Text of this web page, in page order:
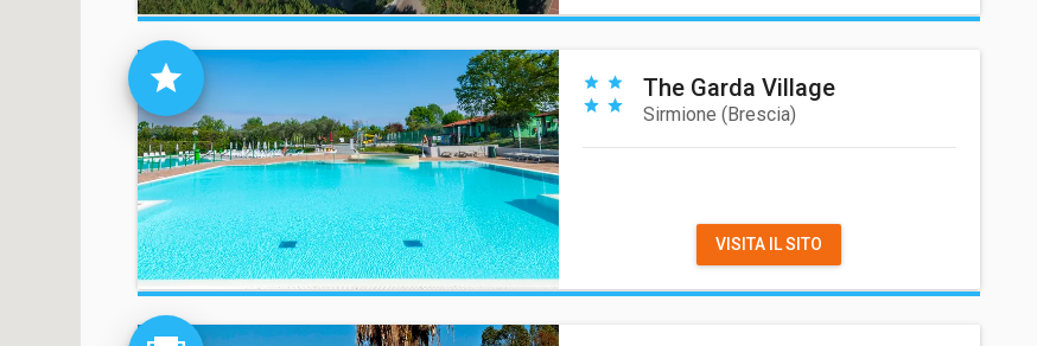
The Garda Village
Sirmione (Brescia)
VISITA IL SITO